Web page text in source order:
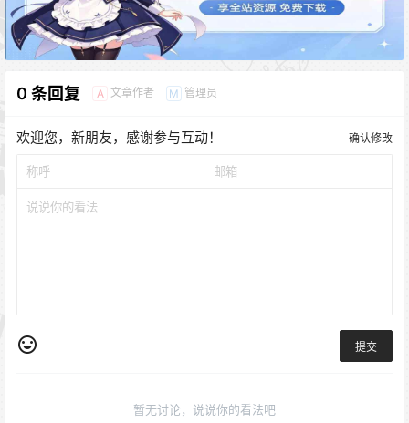
0 条回复 A 文章作者 M 管理员
欢迎您，新朋友，感谢参与互动！ 确认修改
提交
暂无讨论，说说你的看法吧